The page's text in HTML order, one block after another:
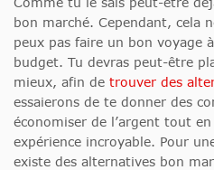
bon marché. Cependant, cela
peux pas faire un bon voyage
budget. Tu devras peut-être
mieux, afin de trouver des
essaierons de te donner des
économiser de l’argent tout
expérience incroyable. Pour
existe des alternatives bon